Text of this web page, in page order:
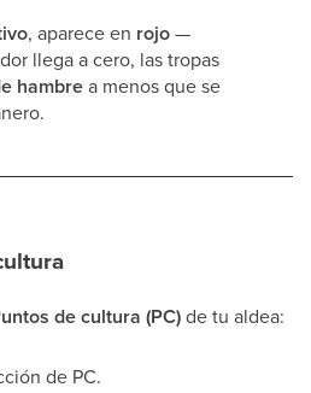
, aparece en rojo—
llega a cero, las tropas
hambrea menos que se
de cultura (PC)de tu aldea:
de PC.